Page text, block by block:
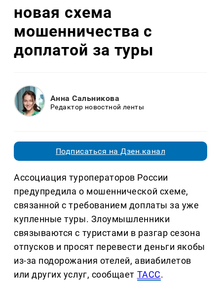
новая схема
мошенничества с
доплатой за туры
Анна Сальникова
Редактор новостной ленты
Подписаться на Дзен.канал
Ассоциация туроператоров России
предупредила о мошеннической схеме,
связанной с требованием доплаты за уже
купленные туры. Злоумышленники
связываются с туристами в разгар сезона
отпусков и просят перевести деньги якобы
из-за подорожания отелей, авиабилетов
или других услуг, сообщает ТАСС.